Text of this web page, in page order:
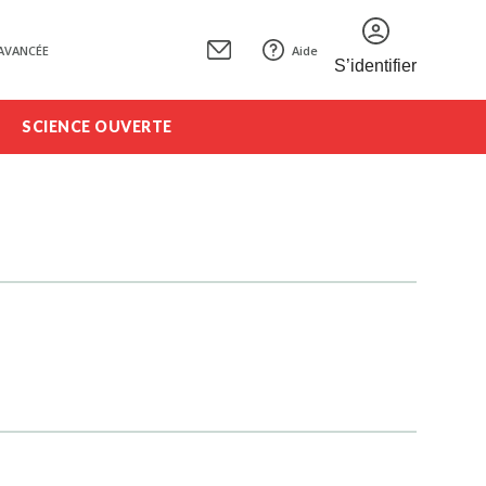
Aide
S’identifier
SCIENCE OUVERTE